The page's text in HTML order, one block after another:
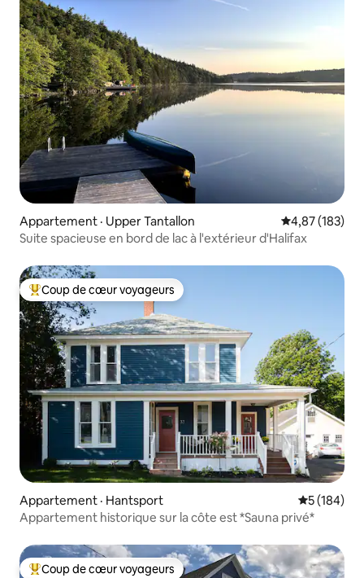
Appartement · Upper Tantallon Note
4,87 (183)
Suite spacieuse en bord de lac à l'extérieur d'Halifax
Coup de cœur voyageurs parmi les plus aimés
Coup de cœur voyageurs
Appartement · Hantsport Note
5 (184)
Appartement historique sur la côte est *Sauna privé*
Coup de cœur voyageurs